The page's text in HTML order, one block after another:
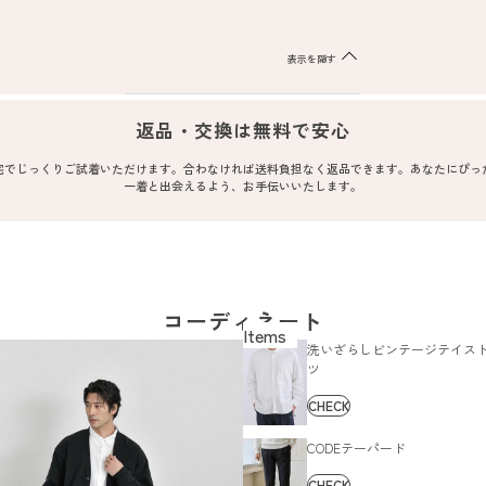
表示を隠す
返品・交換は無料で安心
でじっくりご試着いただけます。合わなければ送料負担なく返品できます。あなたにぴっ
一着と出会えるよう、お手伝いいたします。
コーディネート
洗いざらしビンテージテイス
ツ
CHECK
CODEテーパード